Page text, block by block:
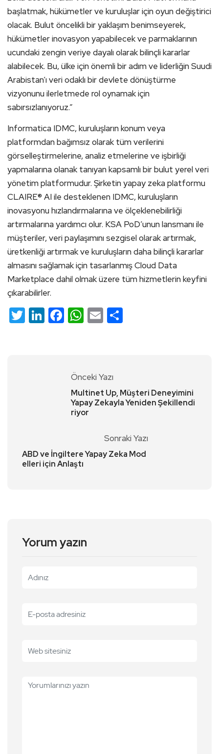
başlatmak, hükümetler ve kuruluşlar için oyun değiştirici
olacak. Bulut öncelikli bir yaklaşım benimseyerek,
hükümetler inovasyon yapabilecek ve parmaklarının
ucundaki zengin veriye dayalı olarak bilinçli kararlar
alabilecek. Bu, ülke için önemli bir adım ve liderliğin Suudi
Arabistan’ı veri odaklı bir devlete dönüştürme
vizyonunu ilerletmede rol oynamak için
sabırsızlanıyoruz.”
Informatica IDMC, kuruluşların konum veya
platformdan bağımsız olarak tüm verilerini
görselleştirmelerine, analiz etmelerine ve işbirliği
yapmalarına olanak tanıyan kapsamlı bir bulut yerel veri
yönetim platformudur. Şirketin yapay zeka platformu
CLAIRE® AI ile desteklenen IDMC, kuruluşların
inovasyonu hızlandırmalarına ve ölçeklenebilirliği
artırmalarına yardımcı olur. KSA PoD’unun lansmanı ile
müşteriler, veri paylaşımını sezgisel olarak artırmak,
üretkenliği artırmak ve kuruluşların daha bilinçli kararlar
almasını sağlamak için tasarlanmış Cloud Data
Marketplace dahil olmak üzere tüm hizmetlerin keyfini
çıkarabilirler.
Twitter
LinkedIn
Facebook
WhatsApp
Email
Önceki Yazı
Multinet Up, Müşteri Deneyimini
Yapay Zekayla Yeniden Şekillendi
riyor
Sonraki Yazı
ABD ve İngiltere Yapay Zeka Mod
elleri için Anlaştı
Yorum yazın